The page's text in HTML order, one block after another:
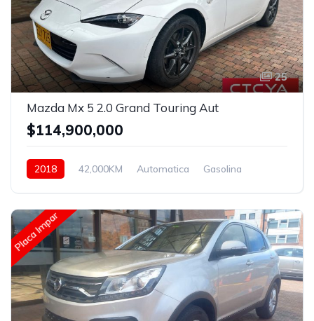
25
Mazda Mx 5 2.0 Grand Touring Aut
$114,900,000
2018 42,000KM Automatica
Gasolina
Placa Impar